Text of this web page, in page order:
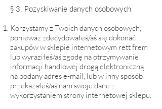
§ 3. Pozyskiwanie danych osobowych
Korzystamy z Twoich danych osobowych,
ponieważ zdecydowałeś/aś się dokonać
zakupów w sklepie internetowym rett frem
lub wyraziłeś/aś zgodę na otrzymywanie
informacji handlowej drogą elektroniczną
na podany adres e-mail, lub w inny sposób
przekazałeś/aś nam swoje dane z
wykorzystaniem strony internetowej sklepu.